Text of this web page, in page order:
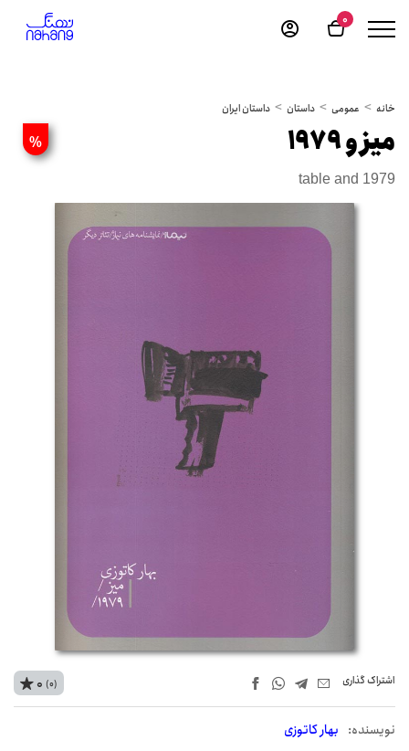
0
خانه عمومی داستان داستان ایران
% میز و 1979
table and 1979
اشتراک‌ گذاری
نويسنده: بهار کاتوزی
0 (0)